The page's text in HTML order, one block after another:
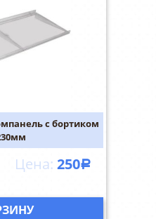
с бортиком
250Р